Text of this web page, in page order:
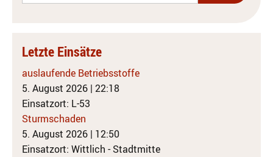
Letzte Einsätze
auslaufende Betriebsstoffe
5. August 2026 | 22:18
Einsatzort: L-53
Sturmschaden
5. August 2026 | 12:50
Einsatzort: Wittlich - Stadtmitte